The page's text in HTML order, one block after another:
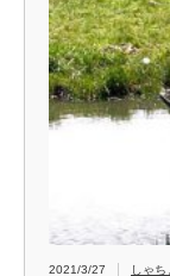
2021/3/27 しゃ